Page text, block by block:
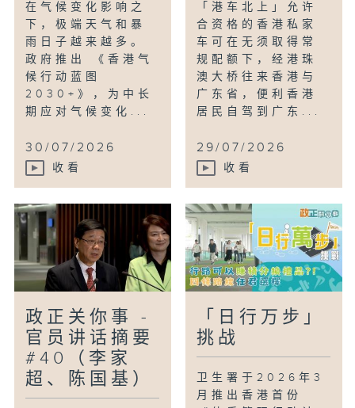
在气候变化影响之
下，极端天气和暴
雨日子越来越多。
政府推出 《香港气
候行动蓝图
2030+》，为中长
期应对气候变化...
30/07/2026
收看
「港车北上」允许
合资格的香港私家
车可在无须取得常
规配额下，经港珠
澳大桥往来香港与
广东省，便利香港
居民自驾到广东...
29/07/2026
收看
政正关你事 -
官员讲话摘要
#40（李家
超、陈国基）
「日行万步」
挑战
卫生署于2026年3
月推出香港首份